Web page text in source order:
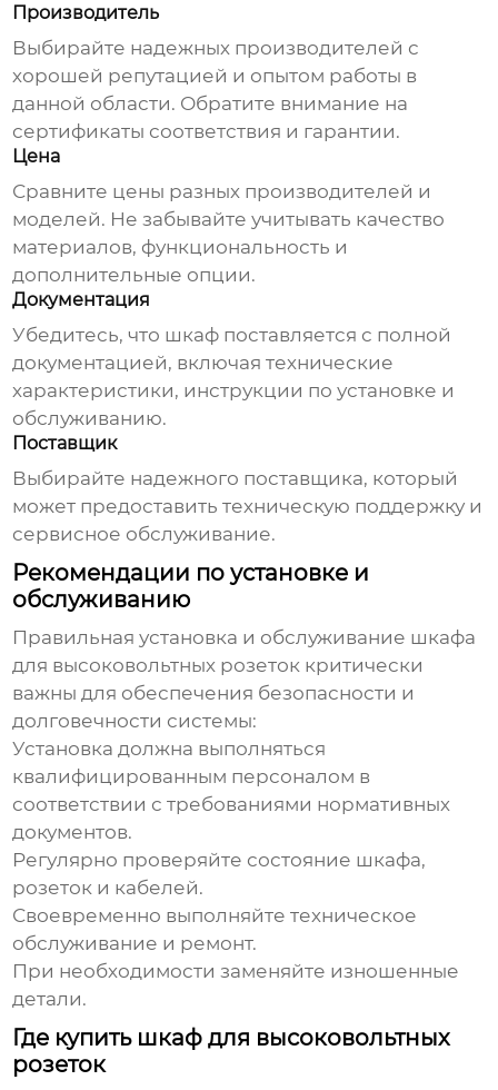
Производитель
Выбирайте надежных производителей с
хорошей репутацией и опытом работы в
данной области. Обратите внимание на
сертификаты соответствия и гарантии.
Цена
Сравните цены разных производителей и
моделей. Не забывайте учитывать качество
материалов, функциональность и
дополнительные опции.
Документация
Убедитесь, что шкаф поставляется с полной
документацией, включая технические
характеристики, инструкции по установке и
обслуживанию.
Поставщик
Выбирайте надежного поставщика, который
может предоставить техническую поддержку и
сервисное обслуживание.
Рекомендации по установке и
обслуживанию
Правильная установка и обслуживание шкафа
для высоковольтных розеток критически
важны для обеспечения безопасности и
долговечности системы:
Установка должна выполняться
квалифицированным персоналом в
соответствии с требованиями нормативных
документов.
Регулярно проверяйте состояние шкафа,
розеток и кабелей.
Своевременно выполняйте техническое
обслуживание и ремонт.
При необходимости заменяйте изношенные
детали.
Где купить шкаф для высоковольтных
розеток